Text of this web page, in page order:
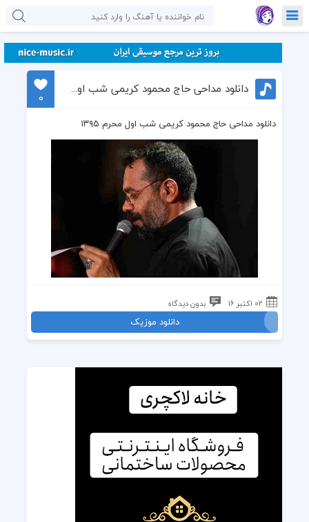
دانلود مداحی حاج محمود کریمی شب اول محرم ۱۳۹۵
0
دانلود مداحی حاج محمود کریمی شب اول محرم ۱۳۹۵
02 اکتبر 16 بدون دیدگاه
دانلود موزیک